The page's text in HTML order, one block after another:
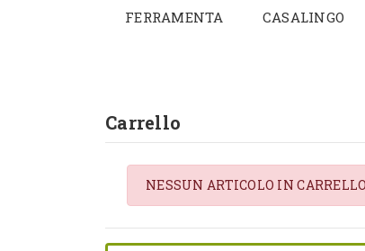
FERRAMENTA CASALINGO
Carrello
NESSUN ARTICOLO IN CARRELLO